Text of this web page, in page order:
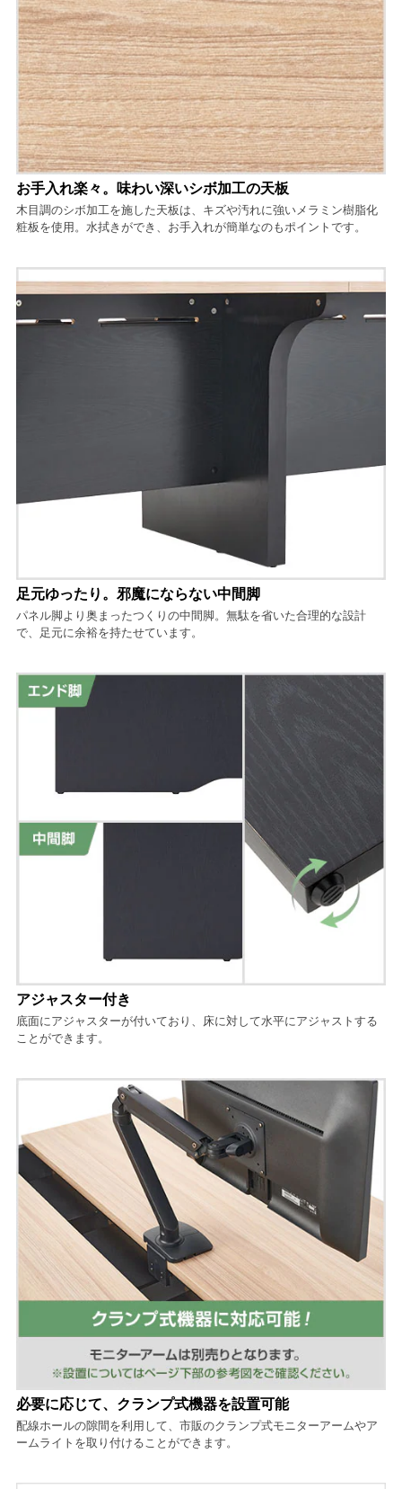
お手入れ楽々。味わい深いシボ加工の天板
木目調のシボ加工を施した天板は、キズや汚れに強いメラミン樹脂化
粧板を使用。水拭きができ、お手入れが簡単なのもポイントです。
足元ゆったり。邪魔にならない中間脚
パネル脚より奥まったつくりの中間脚。無駄を省いた合理的な設計
で、足元に余裕を持たせています。
アジャスター付き
底面にアジャスターが付いており、床に対して水平にアジャストする
ことができます。
必要に応じて、クランプ式機器を設置可能
配線ホールの隙間を利用して、市販のクランプ式モニターアームやア
ームライトを取り付けることができます。